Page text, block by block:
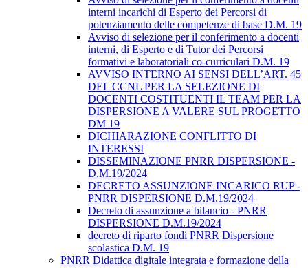
interni incarichi di Esperto dei Percorsi di
potenziamento delle competenze di base D.M. 19
Avviso di selezione per il conferimento a docenti
interni, di Esperto e di Tutor dei Percorsi
formativi e laboratoriali co-curriculari D.M. 19
AVVISO INTERNO AI SENSI DELL’ART. 45
DEL CCNL PER LA SELEZIONE DI
DOCENTI COSTITUENTI IL TEAM PER LA
DISPERSIONE A VALERE SUL PROGETTO
DM 19
DICHIARAZIONE CONFLITTO DI
INTERESSI
DISSEMINAZIONE PNRR DISPERSIONE -
D.M.19/2024
DECRETO ASSUNZIONE INCARICO RUP -
PNRR DISPERSIONE D.M.19/2024
Decreto di assunzione a bilancio - PNRR
DISPERSIONE D.M.19/2024
decreto di riparto fondi PNRR Dispersione
scolastica D.M. 19
PNRR Didattica digitale integrata e formazione della